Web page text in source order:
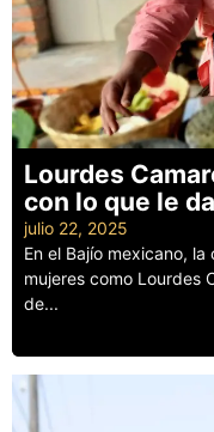
Lourdes
con lo que le
julio 22, 2025
En el Bajío mexicano,
mujeres como Lourdes
de...